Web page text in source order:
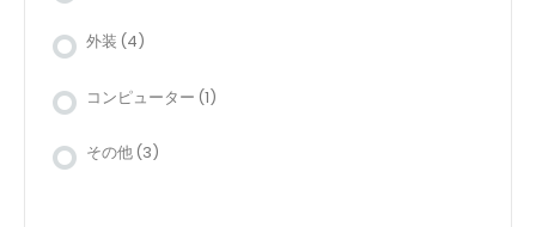
外装 (4)
コンピューター (1)
その他 (3)